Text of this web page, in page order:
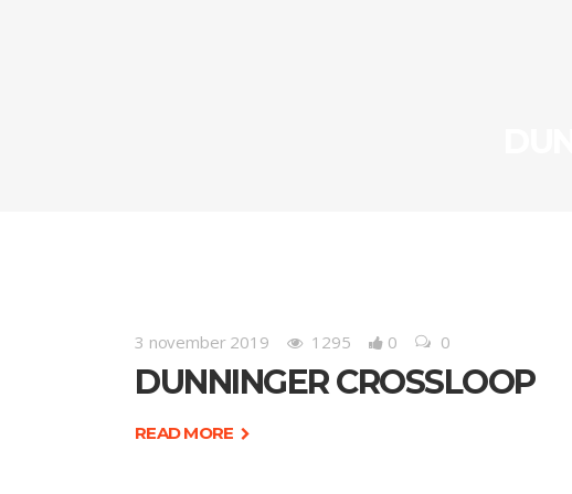
3 november 2019 1295 0 0
DUNNINGER CROSSLOOP
READ MORE